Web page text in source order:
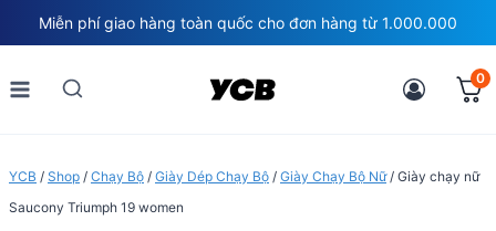
to
content
Miễn phí giao hàng toàn quốc cho đơn hàng từ 1.000.000
0
YCB / Shop / Chạy Bộ / Giày Dép Chạy Bộ / Giày Chạy Bộ Nữ/ Giày chạy nữ
Saucony Triumph 19 women